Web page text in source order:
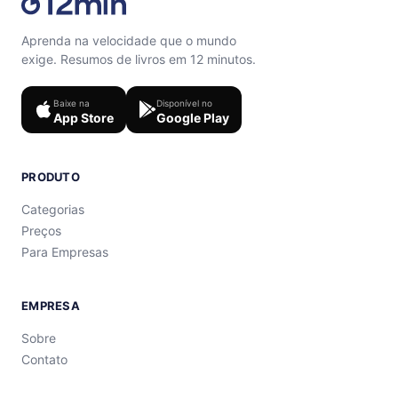
Aprenda na velocidade que o mundo
exige. Resumos de livros em 12 minutos.
Baixe na
App Store
Disponível no
Google Play
PRODUTO
Categorias
Preços
Para Empresas
EMPRESA
Sobre
Contato